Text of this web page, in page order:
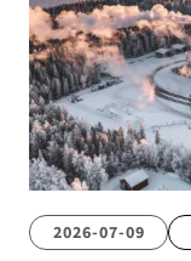
2026-07-09